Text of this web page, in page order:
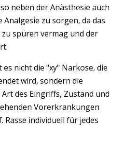
neben der Anästhesie auch
zu sorgen, da das
spüren vermag und der
nicht die "xy" Narkose, die
wird, sondern die
des Eingriffs, Zustand und
Vorerkrankungen
Rasse individuell für jedes